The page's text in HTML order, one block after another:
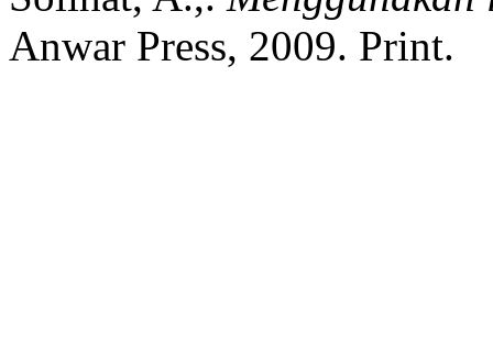
Anwar Press, 2009. Print.